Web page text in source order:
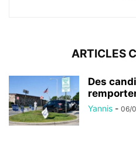
ARTICLES
Des
Yannis - 06/